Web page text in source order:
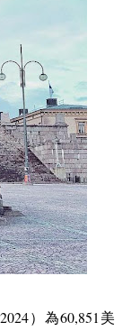
）為60,851 美